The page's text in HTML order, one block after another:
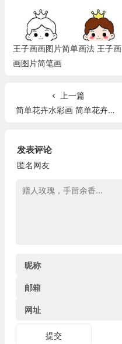
王子画画图片简单画法 王子画
画图片简笔画
上一篇
简单花卉水彩画 简单花卉水彩画怎么画
发表评论
匿名网友
昵称
邮箱
网址
提交